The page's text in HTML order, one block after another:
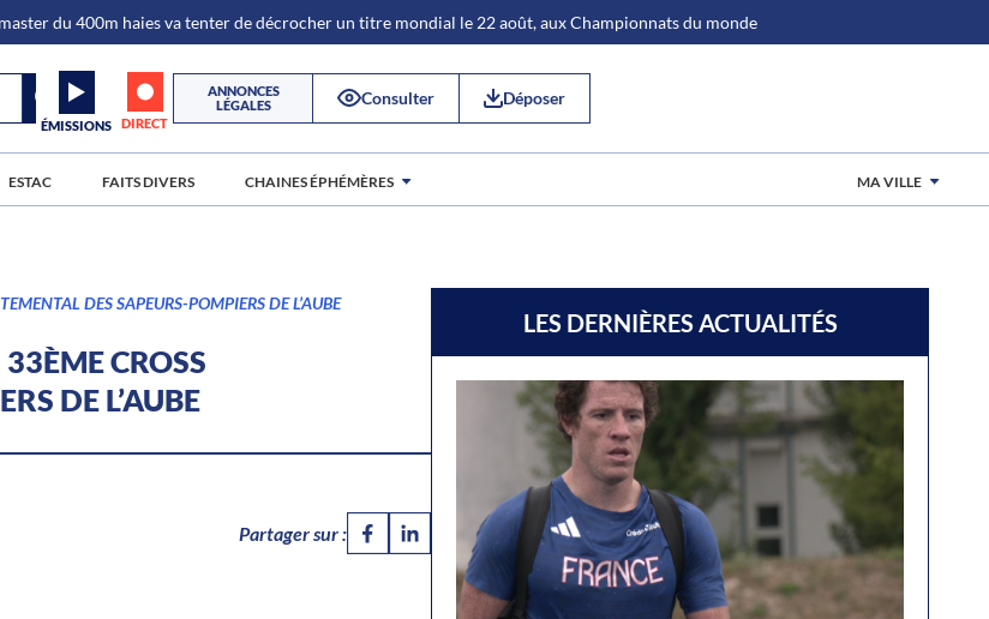
du 400m haies va tenter de décrocher un titre mondial le 22 août, aux Championnats du monde
ÉMISSIONS DIRECT
ANNONCES
LÉGALES
Consulter Déposer
ESTAC FAITS DIVERS CHAINES ÉPHÉMÈRES MA VILLE
DES SAPEURS-POMPIERS DE L’AUBE
CROSS
DE L’AUBE
Partager sur :
LES DERNIÈRES ACTUALITÉS